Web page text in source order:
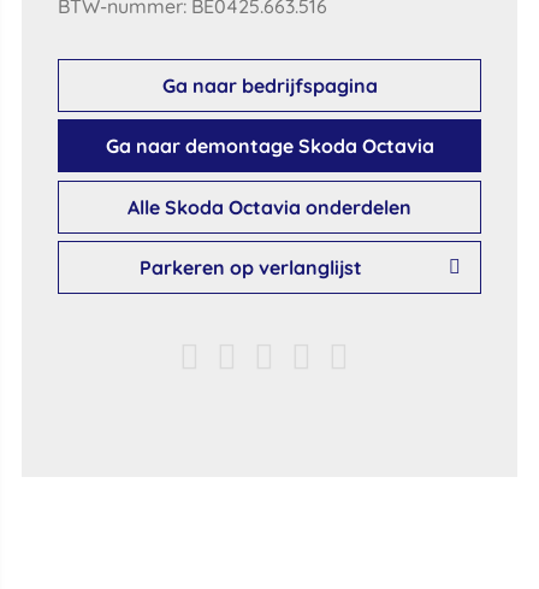
BTW-nummer: BE0425.663.516
Ga naar bedrijfspagina
Ga naar demontage Skoda Octavia
Alle Skoda Octavia onderdelen
Parkeren op verlanglijst